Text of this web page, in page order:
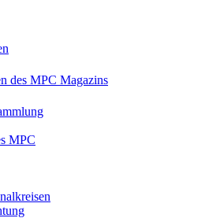
des MPC Magazins
MPC